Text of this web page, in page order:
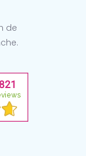
de